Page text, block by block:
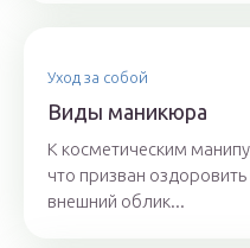
Уход за собой
Виды маникюра
К косметическим
что призван
внешний облик...